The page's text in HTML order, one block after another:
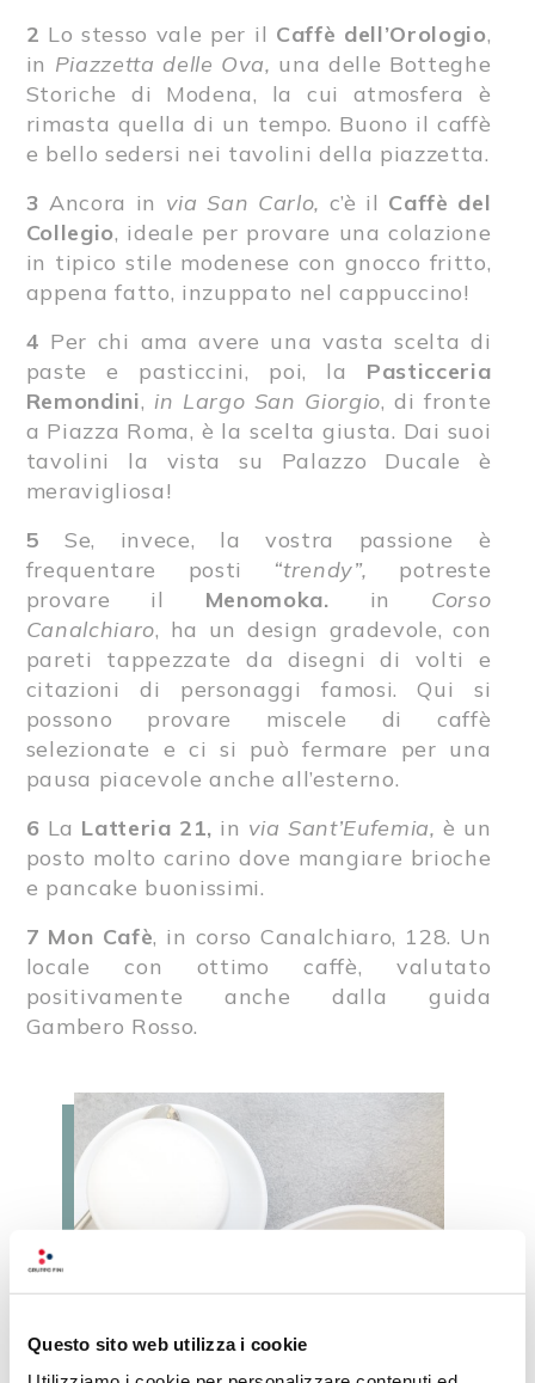
Questo sito web utilizza i cookie
2 Lo stesso vale per il Caffè dell’Orologio,
in Piazzetta delle Ova, una delle Botteghe
Storiche di Modena, la cui atmosfera è
rimasta quella di un tempo. Buono il caffè
e bello sedersi nei tavolini della piazzetta.
3 Ancora in via San Carlo, c’è il Caffè del
Collegio, ideale per provare una colazione
in tipico stile modenese con gnocco fritto,
appena fatto, inzuppato nel cappuccino!
4 Per chi ama avere una vasta scelta di
paste e pasticcini, poi, la Pasticceria
Remondini, in Largo San Giorgio, di fronte
a Piazza Roma, è la scelta giusta. Dai suoi
tavolini la vista su Palazzo Ducale è
meravigliosa!
5 Se, invece, la vostra passione è
frequentare posti “trendy”, potreste
provare il Menomoka. in Corso
Canalchiaro, ha un design gradevole, con
pareti tappezzate da disegni di volti e
citazioni di personaggi famosi. Qui si
possono provare miscele di caffè
selezionate e ci si può fermare per una
pausa piacevole anche all’esterno.
6 La Latteria 21, in via Sant’Eufemia, è un
posto molto carino dove mangiare brioche
e pancake buonissimi.
7 Mon Cafè, in corso Canalchiaro, 128. Un
locale con ottimo caffè, valutato
positivamente anche dalla guida
Gambero Rosso.